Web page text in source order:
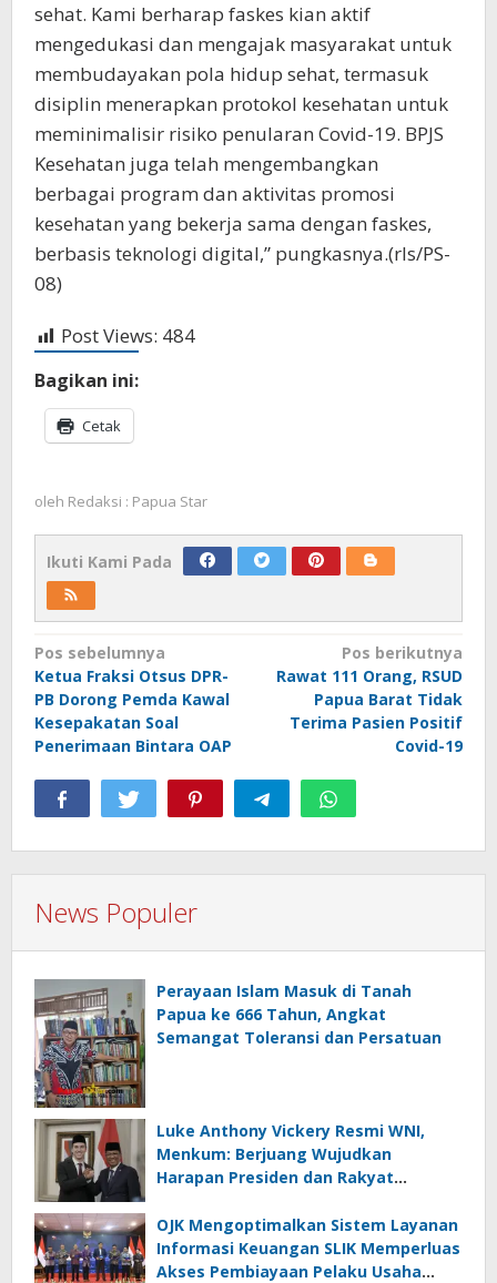
sehat. Kami berharap faskes kian aktif
mengedukasi dan mengajak masyarakat untuk
membudayakan pola hidup sehat, termasuk
disiplin menerapkan protokol kesehatan untuk
meminimalisir risiko penularan Covid-19. BPJS
Kesehatan juga telah mengembangkan
berbagai program dan aktivitas promosi
kesehatan yang bekerja sama dengan faskes,
berbasis teknologi digital,” pungkasnya.(rls/PS-
08)
Post Views: 484
Bagikan ini:
Cetak
oleh Redaksi : Papua Star
Ikuti Kami Pada
Navigasi
pos
Pos sebelumnya
Ketua Fraksi Otsus DPR-
PB Dorong Pemda Kawal
Kesepakatan Soal
Penerimaan Bintara OAP
Pos berikutnya
Rawat 111 Orang, RSUD
Papua Barat Tidak
Terima Pasien Positif
Covid-19
News Populer
Perayaan Islam Masuk di Tanah
Papua ke 666 Tahun, Angkat
Semangat Toleransi dan Persatuan
Luke Anthony Vickery Resmi WNI,
Menkum: Berjuang Wujudkan
Harapan Presiden dan Rakyat
OJK Mengoptimalkan Sistem Layanan
Informasi Keuangan SLIK Memperluas
Akses Pembiayaan Pelaku Usaha